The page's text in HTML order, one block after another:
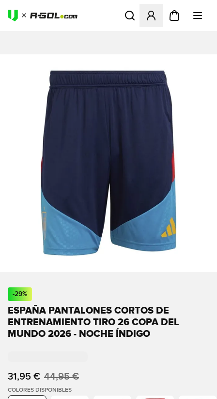
Abre un modal para iniciar
-29%
ESPAÑA PANTALONES CORTOS DE
ENTRENAMIENTO TIRO 26 COPA DEL
MUNDO 2026 - NOCHE ÍNDIGO
31,95 € 44,95 €
COLORES DISPONIBLES